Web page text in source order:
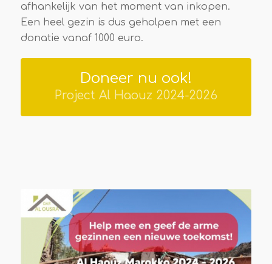
afhankelijk van het moment van inkopen.
Een heel gezin is dus geholpen met een
donatie vanaf 1000 euro.
Doneer nu ook!
Project Al Haouz 2024-2026